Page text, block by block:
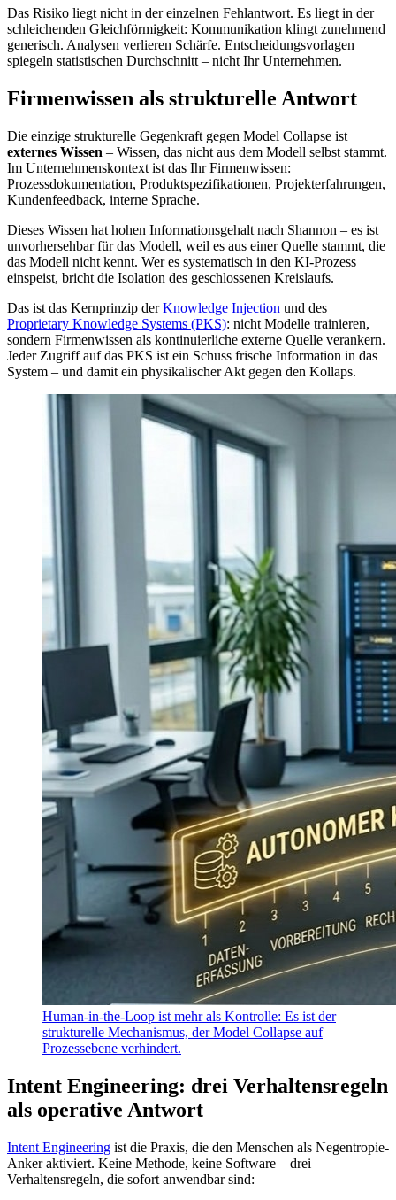
Das Risiko liegt nicht in der einzelnen Fehlantwort. Es liegt in der
schleichenden Gleichförmigkeit: Kommunikation klingt zunehmend
generisch. Analysen verlieren Schärfe. Entscheidungsvorlagen
spiegeln statistischen Durchschnitt – nicht Ihr Unternehmen.
Firmenwissen als strukturelle Antwort
Die einzige strukturelle Gegenkraft gegen Model Collapse ist
externes Wissen – Wissen, das nicht aus dem Modell selbst stammt.
Im Unternehmenskontext ist das Ihr Firmenwissen:
Prozessdokumentation, Produktspezifikationen, Projekterfahrungen,
Kundenfeedback, interne Sprache.
Dieses Wissen hat hohen Informationsgehalt nach Shannon – es ist
unvorhersehbar für das Modell, weil es aus einer Quelle stammt, die
das Modell nicht kennt. Wer es systematisch in den KI-Prozess
einspeist, bricht die Isolation des geschlossenen Kreislaufs.
Das ist das Kernprinzip derKnowledge Injection und des
Proprietary Knowledge Systems (PKS): nicht Modelle trainieren,
sondern Firmenwissen als kontinuierliche externe Quelle verankern.
Jeder Zugriff auf das PKS ist ein Schuss frische Information in das
System – und damit ein physikalischer Akt gegen den Kollaps.
Human-in-the-Loop ist mehr als Kontrolle: Es ist der
strukturelle Mechanismus, der Model Collapse auf
Prozessebene verhindert.
Intent Engineering: drei Verhaltensregeln
als operative Antwort
Intent Engineering ist die Praxis, die den Menschen als Negentropie-
Anker aktiviert. Keine Methode, keine Software – drei
Verhaltensregeln, die sofort anwendbar sind: